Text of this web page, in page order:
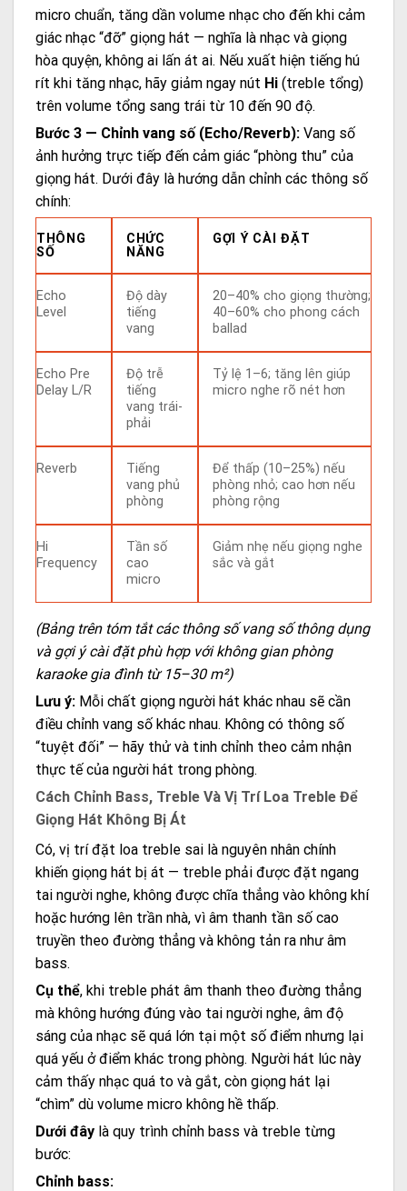
micro chuẩn, tăng dần volume nhạc cho đến khi cảm
giác nhạc “đỡ” giọng hát — nghĩa là nhạc và giọng
hòa quyện, không ai lấn át ai. Nếu xuất hiện tiếng hú
rít khi tăng nhạc, hãy giảm ngay nút Hi (treble tổng)
trên volume tổng sang trái từ 10 đến 90 độ.
Bước 3 — Chỉnh vang số (Echo/Reverb): Vang số
ảnh hưởng trực tiếp đến cảm giác “phòng thu” của
giọng hát. Dưới đây là hướng dẫn chỉnh các thông số
chính:
THÔNG
SỐ
CHỨC
NĂNG
GỢI Ý CÀI ĐẶT
Echo
Level
Độ dày
tiếng
vang
20–40% cho giọng thường;
40–60% cho phong cách
ballad
Echo Pre
Delay L/R
Độ trễ
tiếng
vang trái-
phải
Tỷ lệ 1–6; tăng lên giúp
micro nghe rõ nét hơn
Reverb
Tiếng
vang phủ
phòng
Để thấp (10–25%) nếu
phòng nhỏ; cao hơn nếu
phòng rộng
Hi
Frequency
Tần số
cao
micro
Giảm nhẹ nếu giọng nghe
sắc và gắt
(Bảng trên tóm tắt các thông số vang số thông dụng
và gợi ý cài đặt phù hợp với không gian phòng
karaoke gia đình từ 15–30 m²)
Lưu ý: Mỗi chất giọng người hát khác nhau sẽ cần
điều chỉnh vang số khác nhau. Không có thông số
“tuyệt đối” — hãy thử và tinh chỉnh theo cảm nhận
thực tế của người hát trong phòng.
Cách Chỉnh Bass, Treble Và Vị Trí Loa Treble Để
Giọng Hát Không Bị Át
Có, vị trí đặt loa treble sai là nguyên nhân chính
khiến giọng hát bị át — treble phải được đặt ngang
tai người nghe, không được chĩa thẳng vào không khí
hoặc hướng lên trần nhà, vì âm thanh tần số cao
truyền theo đường thẳng và không tản ra như âm
bass.
Cụ thể, khi treble phát âm thanh theo đường thẳng
mà không hướng đúng vào tai người nghe, âm độ
sáng của nhạc sẽ quá lớn tại một số điểm nhưng lại
quá yếu ở điểm khác trong phòng. Người hát lúc này
cảm thấy nhạc quá to và gắt, còn giọng hát lại
“chìm” dù volume micro không hề thấp.
Dưới đây là quy trình chỉnh bass và treble từng
bước:
Chỉnh bass: